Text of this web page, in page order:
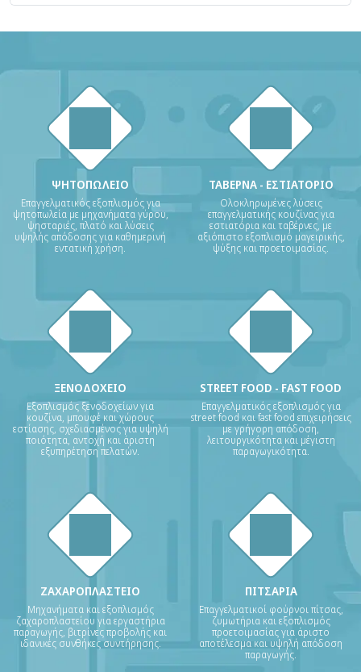
ΨΗΤΟΠΩΛΕΙΟ
Επαγγελματικός εξοπλισμός για
ψητοπωλεία με μηχανήματα γύρου,
ψησταριές, πλατό και λύσεις
υψηλής απόδοσης για καθημερινή
εντατική χρήση.
ΤΑΒΕΡΝΑ - ΕΣΤΙΑΤΟΡΙΟ
Ολοκληρωμένες λύσεις
επαγγελματικής κουζίνας για
εστιατόρια και ταβέρνες, με
αξιόπιστο εξοπλισμό μαγειρικής,
ψύξης και προετοιμασίας.
ΞΕΝΟΔΟΧΕΙΟ
Εξοπλισμός ξενοδοχείων για
κουζίνα, μπουφέ και χώρους
εστίασης, σχεδιασμένος για υψηλή
ποιότητα, αντοχή και άριστη
εξυπηρέτηση πελατών.
STREET FOOD - FAST FOOD
Επαγγελματικός εξοπλισμός για
street food και fast food επιχειρήσεις
με γρήγορη απόδοση,
λειτουργικότητα και μέγιστη
παραγωγικότητα.
ΖΑΧΑΡΟΠΛΑΣΤΕΙΟ
Μηχανήματα και εξοπλισμός
ζαχαροπλαστείου για εργαστήρια
παραγωγής, βιτρίνες προβολής και
ιδανικές συνθήκες συντήρησης.
ΠΙΤΣΑΡΙΑ
Επαγγελματικοί φούρνοι πίτσας,
ζυμωτήρια και εξοπλισμός
προετοιμασίας για άριστο
αποτέλεσμα και υψηλή απόδοση
παραγωγής.